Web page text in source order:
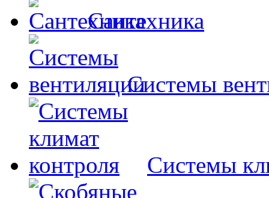
Сантехника
Системы
Системы